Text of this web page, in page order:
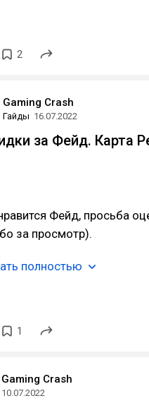
2
Gaming Crash
Гайды 16.07.2022
за Фейд. Карта
Фейд, просьба
за просмотр).
полностью
1
Gaming Crash
10.07.2022